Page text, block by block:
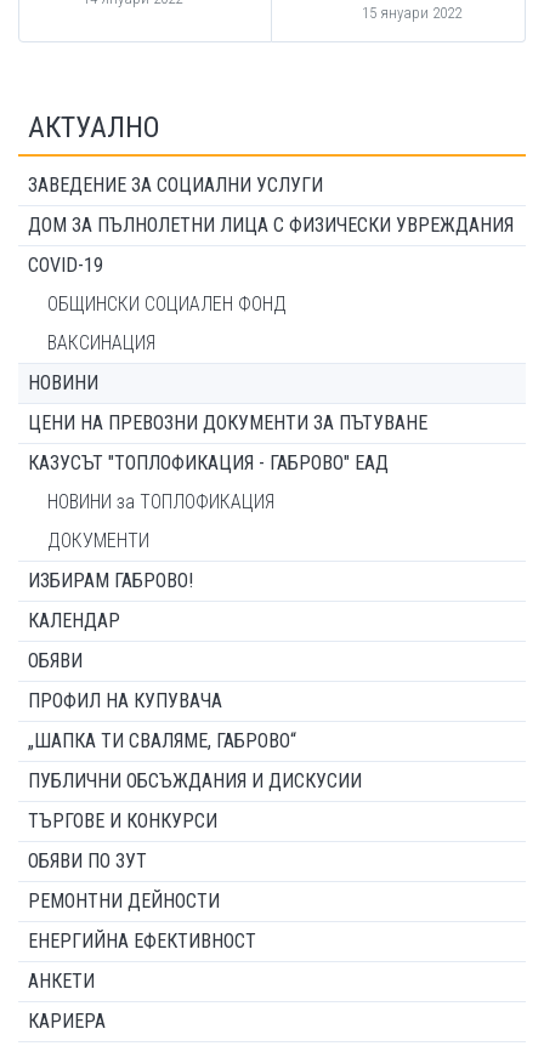
15 януари 2022
АКТУАЛНО
ЗАВЕДЕНИЕ ЗА СОЦИАЛНИ УСЛУГИ
ДОМ ЗА ПЪЛНОЛЕТНИ ЛИЦА С ФИЗИЧЕСКИ УВРЕЖДАНИЯ
COVID-19
ОБЩИНСКИ СОЦИАЛЕН ФОНД
ВАКСИНАЦИЯ
НОВИНИ
ЦЕНИ НА ПРЕВОЗНИ ДОКУМЕНТИ ЗА ПЪТУВАНЕ
КАЗУСЪТ "ТОПЛОФИКАЦИЯ - ГАБРОВО" ЕАД
НОВИНИ за ТОПЛОФИКАЦИЯ
ДОКУМЕНТИ
ИЗБИРАМ ГАБРОВО!
КАЛЕНДАР
ОБЯВИ
ПРОФИЛ НА КУПУВАЧА
„ШАПКА ТИ СВАЛЯМЕ, ГАБРОВО“
ПУБЛИЧНИ ОБСЪЖДАНИЯ И ДИСКУСИИ
ТЪРГОВЕ И КОНКУРСИ
ОБЯВИ ПО ЗУТ
РЕМОНТНИ ДЕЙНОСТИ
ЕНЕРГИЙНА ЕФЕКТИВНОСТ
АНКЕТИ
КАРИЕРА